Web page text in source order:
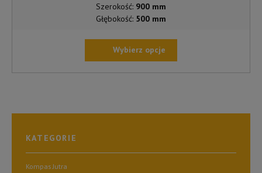
Szerokość: 900 mm
Głębokość: 500 mm
Wybierz opcje
MOŻNA
WYBRAĆ
NA
KATEGORIE
Kompas Jutra